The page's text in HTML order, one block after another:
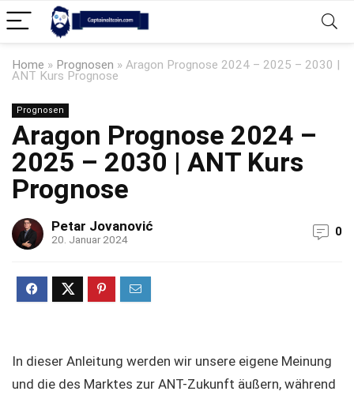
Home » Prognosen » Aragon Prognose 2024 – 2025 – 2030 |
ANT Kurs Prognose
Prognosen
Aragon Prognose 2024 –
2025 – 2030 | ANT Kurs
Prognose
Petar Jovanović
20. Januar 2024
0
In dieser Anleitung werden wir unsere eigene Meinung
und die des Marktes zur ANT-Zukunft äußern, während